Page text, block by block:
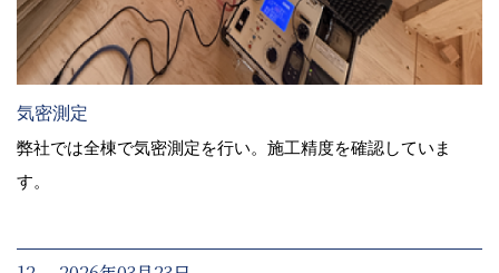
気密測定
弊社では全棟で気密測定を行い。施工精度を確認していま
す。